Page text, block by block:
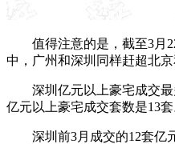
值得注意的是，截至3月
中，广州和深圳同样赶超北京
深圳亿元以上豪宅成交最
亿元以上豪宅成交套数是13套
深圳前3月成交的12套亿